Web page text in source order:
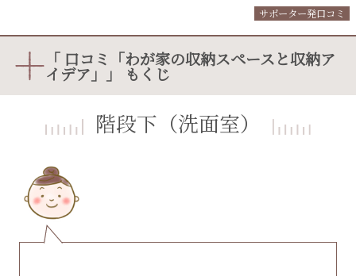
サポーター発口コミ
「 口コミ「わが家の収納スペースと収納ア
イデア」」 もくじ
階段下（洗面室）